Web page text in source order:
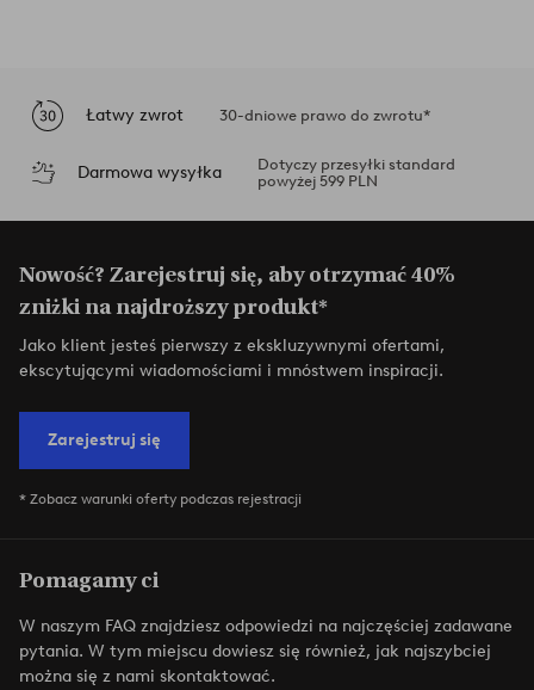
Łatwy zwrot 30-dniowe prawo do zwrotu*
Darmowa wysyłka
Dotyczy przesyłki standard
powyżej 599 PLN
Nowość? Zarejestruj się, aby otrzymać 40%
zniżki na najdroższy produkt*
Jako klient jesteś pierwszy z ekskluzywnymi ofertami,
ekscytującymi wiadomościami i mnóstwem inspiracji.
Zarejestruj się
* Zobacz warunki oferty podczas rejestracji
Pomagamy ci
W naszym FAQ znajdziesz odpowiedzi na najczęściej zadawane
pytania. W tym miejscu dowiesz się również, jak najszybciej
można się z nami skontaktować.